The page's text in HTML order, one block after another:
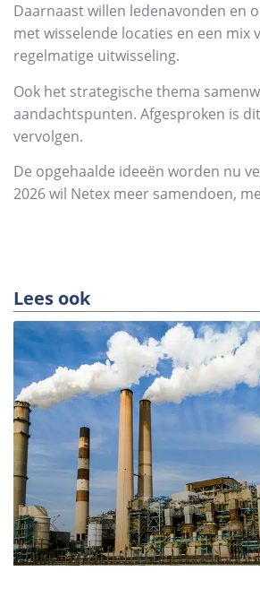
Daarnaast willen ledenavonden en
met wisselende locaties en een
regelmatige uitwisseling.
Ook het strategische thema
aandachtspunten. Afgesproken is
vervolgen.
De opgehaalde ideeën worden nu
2026 wil Netex meer samendoen,
Lees ook